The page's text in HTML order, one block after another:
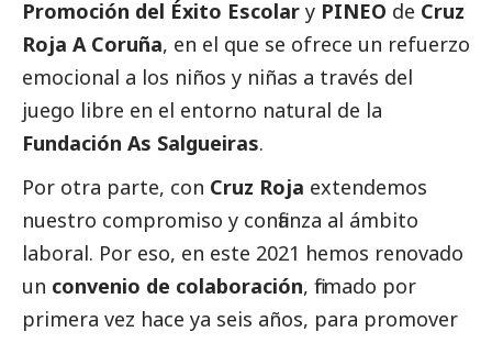
Promoción del Éxito Escolar y PINEO de Cruz
Roja A Coruña, en el que se ofrece un refuerzo
emocional a los niños y niñas a través del
juego libre en el entorno natural de la
Fundación As Salgueiras.
Por otra parte, con Cruz Roja extendemos
nuestro compromiso y confianza al ámbito
laboral. Por eso, en este 2021 hemos renovado
un convenio de colaboración, firmado por
primera vez hace ya seis años, para promover